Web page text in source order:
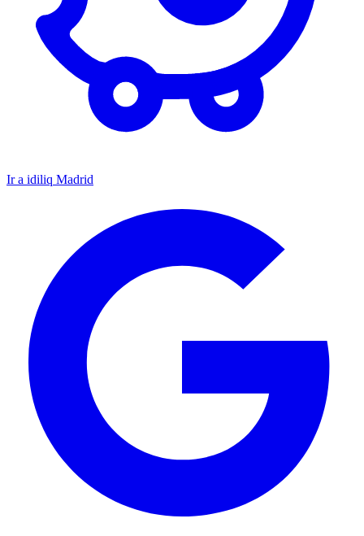
Ir a idiliq Madrid